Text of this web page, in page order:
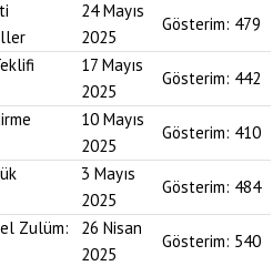
24 Mayıs
2025
Gösterim: 479
17 Mayıs
2025
Gösterim: 442
10 Mayıs
2025
Gösterim: 410
3 Mayıs
2025
Gösterim: 484
Zulüm:
26 Nisan
2025
Gösterim: 540